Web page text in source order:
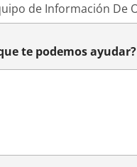
te podemos ayudar?